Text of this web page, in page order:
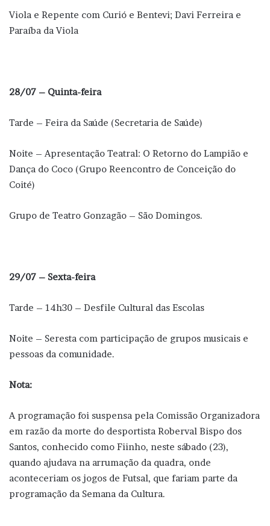
Viola e Repente com Curió e Bentevi; Davi Ferreira e
Paraíba da Viola
28/07 – Quinta-feira
Tarde – Feira da Saúde (Secretaria de Saúde)
Noite – Apresentação Teatral: O Retorno do Lampião e
Dança do Coco (Grupo Reencontro de Conceição do
Coité)
Grupo de Teatro Gonzagão – São Domingos.
29/07 – Sexta-feira
Tarde – 14h30 – Desfile Cultural das Escolas
Noite – Seresta com participação de grupos musicais e
pessoas da comunidade.
Nota:
A programação foi suspensa pela Comissão Organizadora
em razão da morte do desportista Roberval Bispo dos
Santos, conhecido como Fiinho, neste sábado (23),
quando ajudava na arrumação da quadra, onde
aconteceriam os jogos de Futsal, que fariam parte da
programação da Semana da Cultura.